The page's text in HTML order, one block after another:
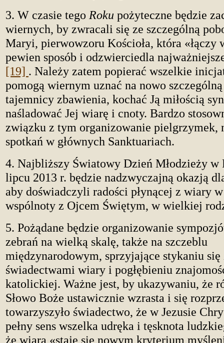
3. W czasie tego Roku pożyteczne będzie
wiernych, by zwracali się ze szczególną
Maryi, pierwowzoru Kościoła, która «łączy
pewien sposób i odzwierciedla
[19] . Należy zatem popierać wszelkie
pomogą wiernym uznać na nowo
tajemnicy zbawienia, kochać Ją miłością
naśladować Jej wiarę i cnoty. Bardzo
związku z tym organizowanie pielgrzymek,
spotkań w głównych Sanktuariach.
4. Najbliższy Światowy Dzień Młodzieży w
lipcu 2013 r. będzie nadzwyczajną okazją
aby doświadczyli radości płynącej z wiary w
wspólnoty z Ojcem Świętym, w wielkiej
5. Pożądane będzie organizowanie
zebrań na wielką skalę, także na szczeblu
międzynarodowym, sprzyjające stykaniu
świadectwami wiary i pogłębieniu
katolickiej. Ważne jest, by ukazywaniu, że
Słowo Boże ustawicznie wzrasta i się
towarzyszyło świadectwo, że w Jezusie
pełny sens wszelka udręka i tęsknota
że wiara «staje się nowym kryterium